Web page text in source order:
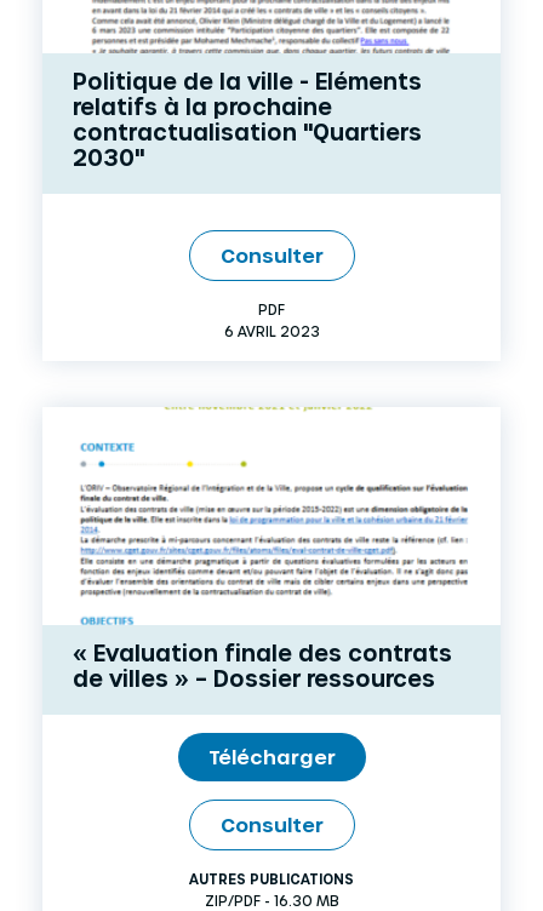
Politique de la ville - Eléments
relatifs à la prochaine
contractualisation "Quartiers
2030"
Consulter
PDF
6 AVRIL 2023
« Evaluation finale des contrats
de villes » – Dossier ressources
Télécharger
Consulter
AUTRES PUBLICATIONS
ZIP/PDF - 16.30 MB